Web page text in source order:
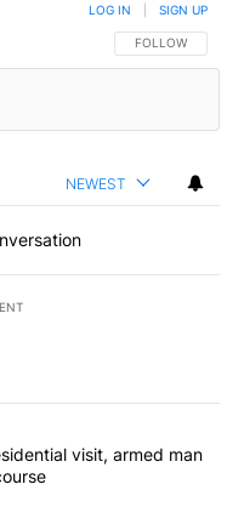
FOLLOW THIS
FOLLOW
LOG IN SIGN UP
NEWEST
articles in the last
County presidential visit,
visit, armed man